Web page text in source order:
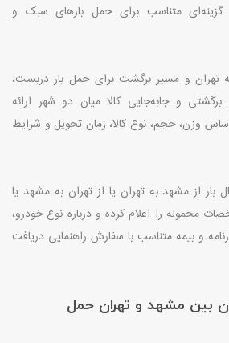
گزینه‌ای متناسب برای حمل بارهای سبک و
تهران و مسیر برگشت برای حمل بار دربست،
و جابه‌جایی کالا میان دو شهر ارائه
وزن، حجم، نوع کالا، زمان تحویل و شرایط
بار از مشهد به تهران یا از تهران به مشهد یا
محموله را اعلام کرده و درباره نوع خودرو،
و بیمه متناسب با سفارش راهنمایی دریافت
بین مشهد و تهران حمل